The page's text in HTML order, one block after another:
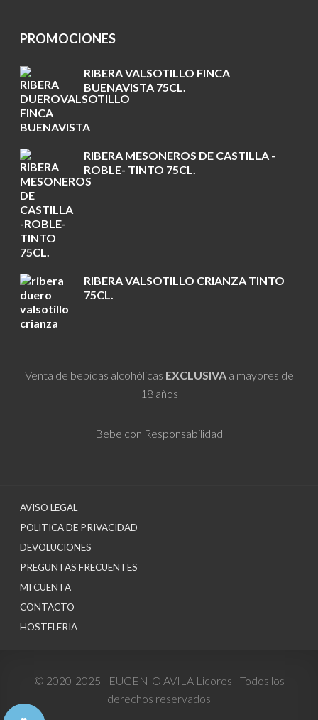
PROMOCIONES
RIBERA VALSOTILLO FINCA
BUENAVISTA 75CL.
RIBERA MESONEROS DE CASTILLA -
ROBLE- TINTO 75CL.
RIBERA VALSOTILLO CRIANZA TINTO
75CL.
Venta de bebidas alcohólicas EXCLUSIVAa mayores de
18 años
Bebe con Responsabilidad
AVISO LEGAL
POLITICA DE PRIVACIDAD
DEVOLUCIONES
PREGUNTAS FRECUENTES
MI CUENTA
CONTACTO
HOSTELERIA
© 2020-2025 - EUGENIO AVILA Licores - Todos los
derechos reservados